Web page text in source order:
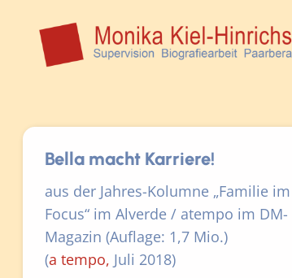
Bella macht Karriere!
aus der Jahres-Kolumne „Familie im
Focus“ im Alverde / atempo im DM-
Magazin (Auflage: 1,7 Mio.)
(a tempo, Juli 2018)